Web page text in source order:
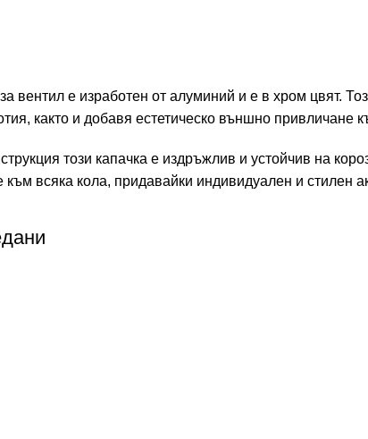
вентил е изработен от алуминий и е в хром цвят.
както и добавя естетическо външно привличане
този капачка е издръжлив и устойчив на
всяка кола, придавайки индивидуален и стилен